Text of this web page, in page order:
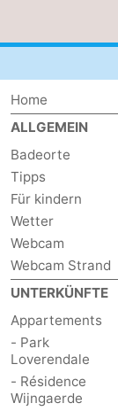
Haamstede
Natur
Kop
van
Schouwen
Walcheren
-
Veere
-
Natur
Oranjezon
-
Oostkapelle
-
Natur
de
Mantelingen
-
Westkapelle
-
Zoutelande
-
Home
ALLGEMEIN
Badeorte
Tipps
Für kindern
Wetter
Webcam
Webcam Strand
UNTERKÜNFTE
Appartements
- Park
Loverendale
- Résidence
Wijngaerde